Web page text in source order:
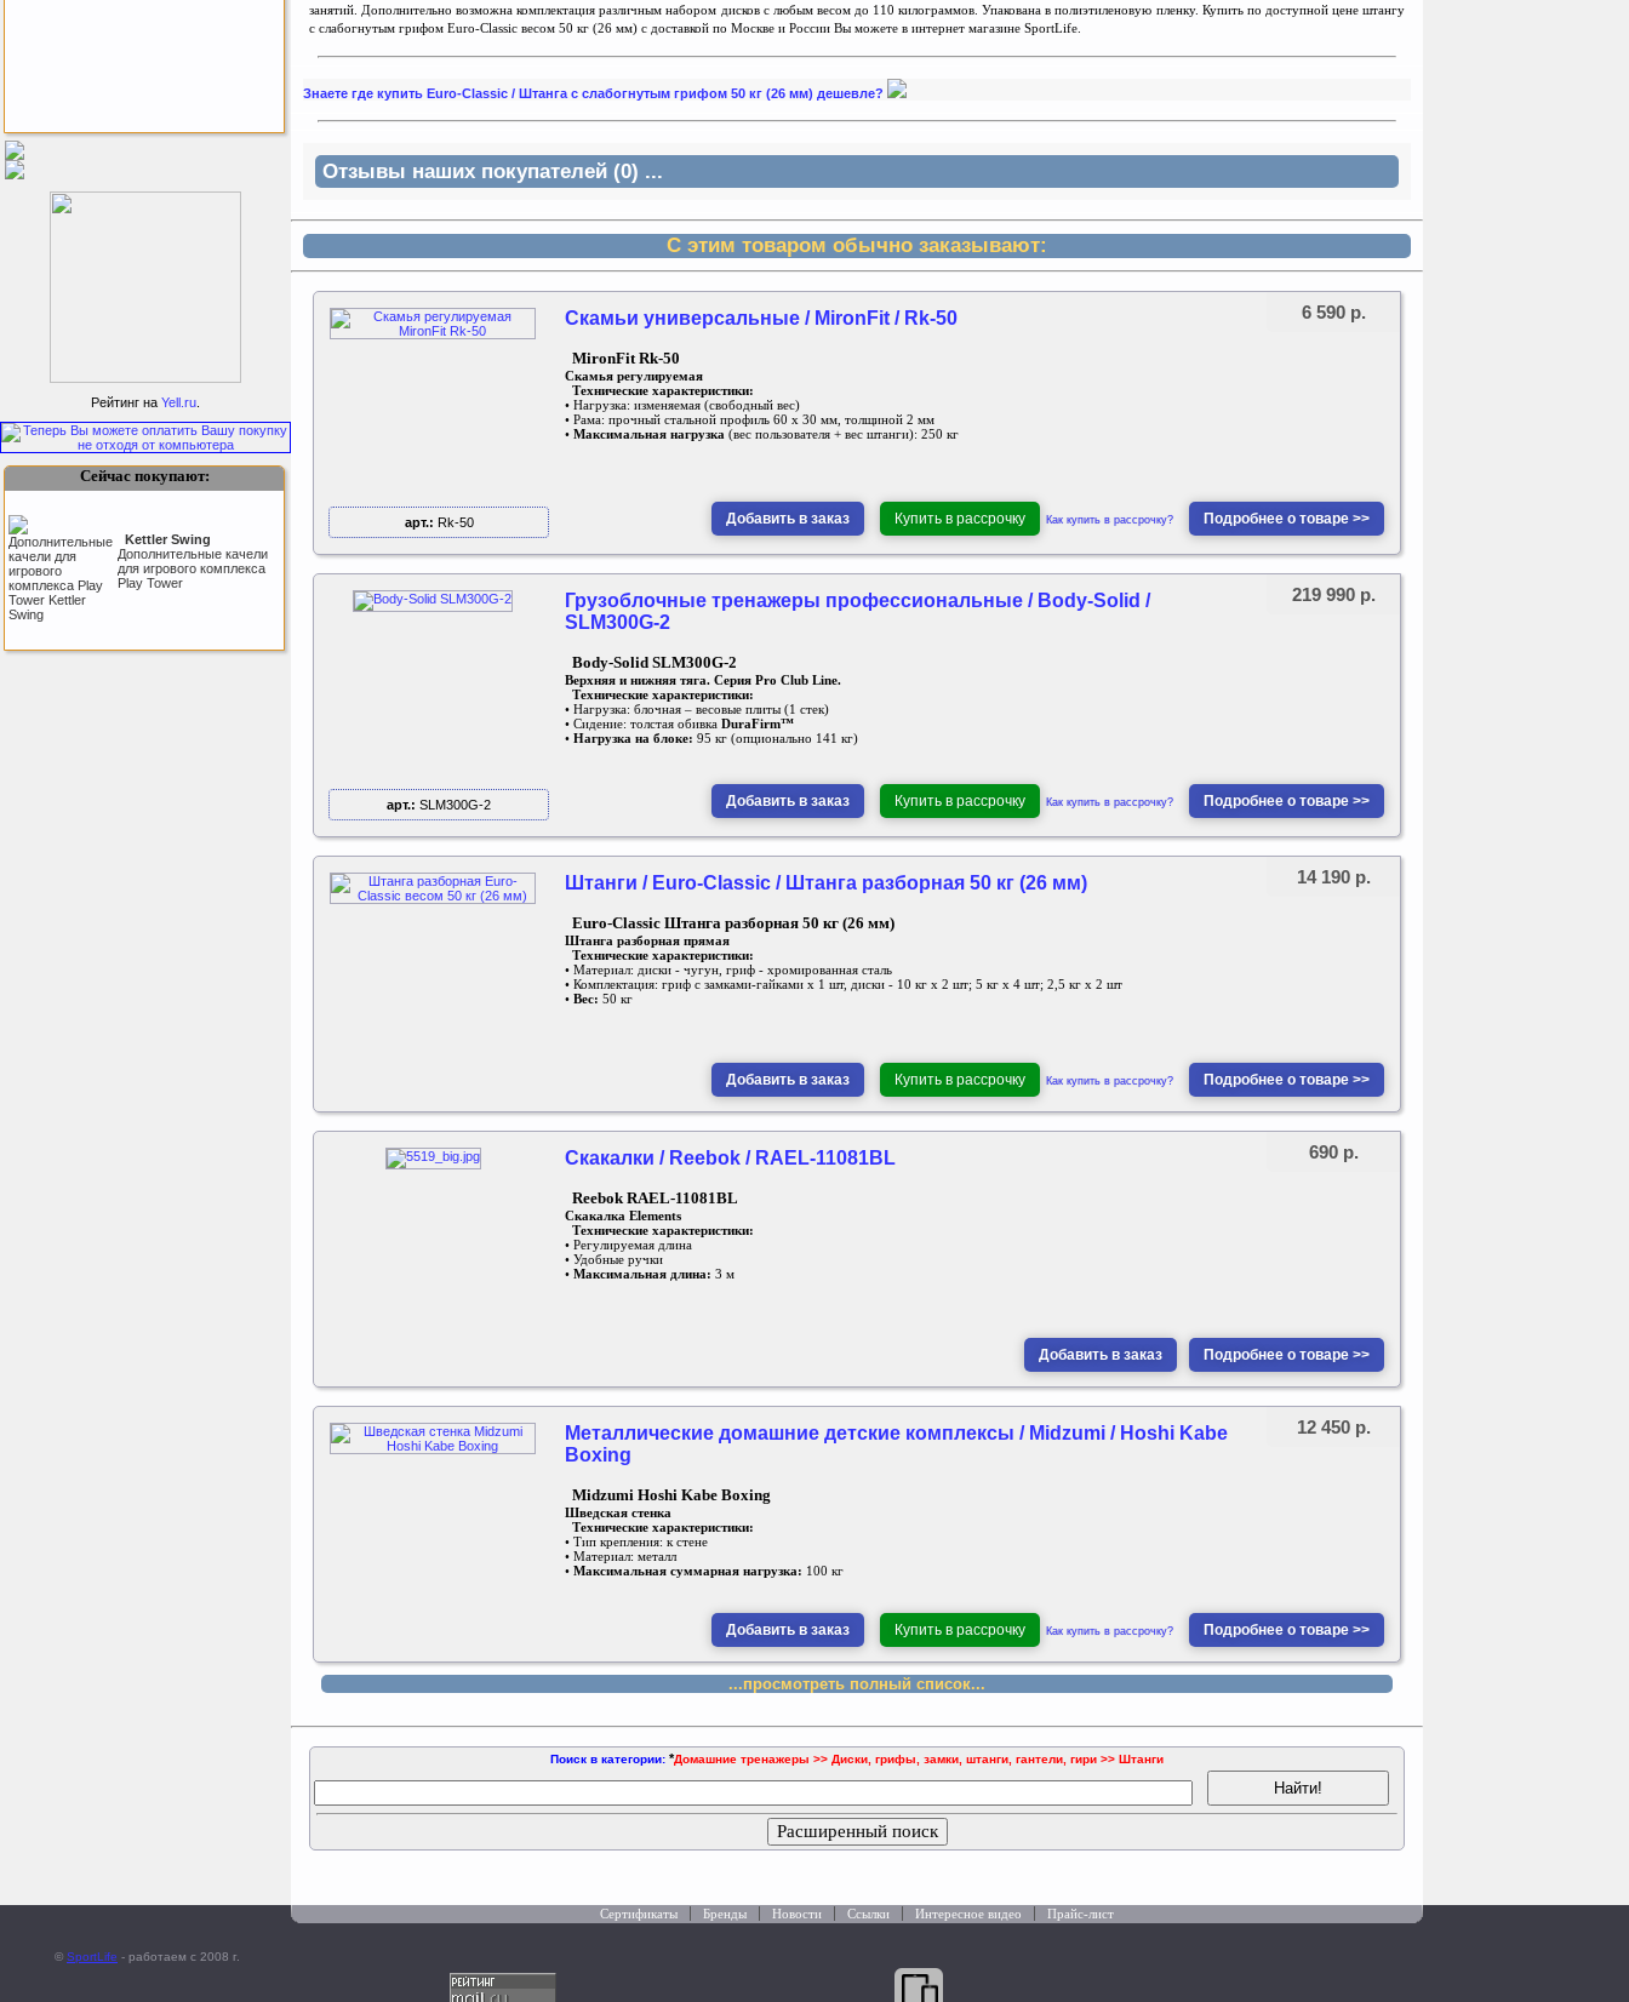
занятий. Дополнительно возможна комплектация различным набором дисков с любым весом до 110 килограммов. Упакована в полиэтиленовую пленку. Купить по доступной цене штангу
c слабогнутым грифом Euro-Classic весом 50 кг (26 мм) с доставкой по Москве и России Вы можете в интернет магазине SportLife.
Знаете где купить Euro-Classic / Штанга c слабогнутым грифом 50 кг (26 мм) дешевле?
Отзывы наших покупателей (0) ...
С этим товаром обычно заказывают:
Скамьи универсальные / MironFit / Rk-50
MironFit Rk-50
Скамья регулируемая
Технические характеристики:
• Нагрузка: изменяемая (свободный вес)
• Рама: прочный стальной профиль 60 х 30 мм, толщиной 2 мм
• Максимальная нагрузка (вес пользователя + вес штанги): 250 кг
арт.: Rk-50 Добавить в заказ Купить в рассрочку Как купить в рассрочку? Подробнее о товаре >>
6 590 р.
Грузоблочные тренажеры профессиональные / Body-Solid /
SLM300G-2
Body-Solid SLM300G-2
Верхняя и нижняя тяга. Серия Pro Club Line.
Технические характеристики:
• Нагрузка: блочная – весовые плиты (1 стек)
• Сидение: толстая обивка DuraFirm™
• Нагрузка на блоке: 95 кг (опционально 141 кг)
арт.: SLM300G-2 Добавить в заказ Купить в рассрочку Как купить в рассрочку? Подробнее о товаре >>
219 990 р.
Штанги / Euro-Classic / Штанга разборная 50 кг (26 мм)
Euro-Classic Штанга разборная 50 кг (26 мм)
Штанга разборная прямая
Технические характеристики:
• Материал: диски - чугун, гриф - хромированная сталь
• Комплектация: гриф с замками-гайками х 1 шт, диски - 10 кг х 2 шт; 5 кг х 4 шт; 2,5 кг х 2 шт
• Вес: 50 кг
Добавить в заказ Купить в рассрочку Как купить в рассрочку? Подробнее о товаре >>
14 190 р.
Скакалки / Reebok / RAEL-11081BL
Reebok RAEL-11081BL
Скакалка Elements
Технические характеристики:
• Регулируемая длина
• Удобные ручки
• Максимальная длина: 3 м
Добавить в заказ Подробнее о товаре >>
690 р.
Металлические домашние детские комплексы / Midzumi / Hoshi Kabe
Boxing
Midzumi Hoshi Kabe Boxing
Шведская стенка
Технические характеристики:
• Тип крепления: к стене
• Материал: металл
• Максимальная суммарная нагрузка: 100 кг
Добавить в заказ Купить в рассрочку Как купить в рассрочку? Подробнее о товаре >>
12 450 р.
...просмотреть полный список...
Поиск в категории: *Домашние тренажеры >> Диски, грифы, замки, штанги, гантели, гири >> Штанги
Расширенный поиск
Рейтинг на Yell.ru
Сейчас покупают:
для горки
площадкой для горки к
ДСК Вертикаль
Kettler Swing
Дополнительные качели
для игрового комплекса
Play Tower
© SportLife - работаем c 2008 г.
Сертификаты Бренды Новости Ссылки Интересное видео Прайс-лист